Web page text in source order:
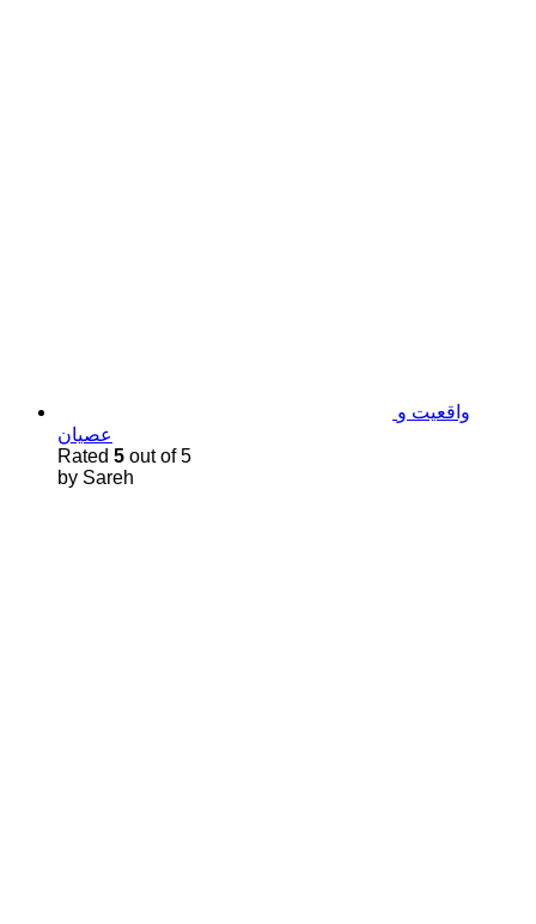
واقعیت و
عصیان
Rated 5 out of 5
by Sareh